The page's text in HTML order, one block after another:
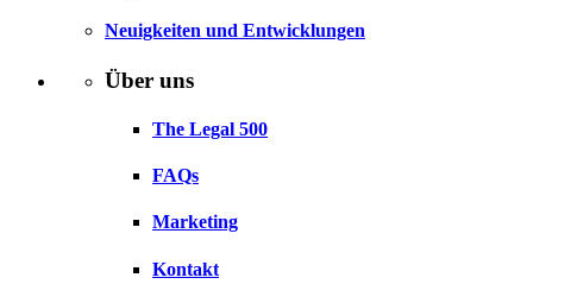
Neuigkeiten und Entwicklungen
Über uns
The Legal 500
FAQs
Marketing
Kontakt